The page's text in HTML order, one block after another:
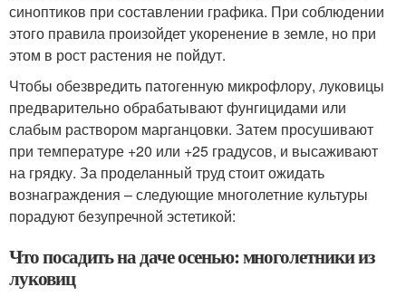
синоптиков при составлении графика. При соблюдении
этого правила произойдет укоренение в земле, но при
этом в рост растения не пойдут.
Чтобы обезвредить патогенную микрофлору, луковицы
предварительно обрабатывают фунгицидами или
слабым раствором марганцовки. Затем просушивают
при температуре +20 или +25 градусов, и высаживают
на грядку. За проделанный труд стоит ожидать
вознаграждения – следующие многолетние культуры
порадуют безупречной эстетикой:
Что посадить на даче осенью: многолетники из
луковиц